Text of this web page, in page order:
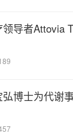
。
Testing
营管理；2025
全性评价业务
务实现收入
导者Attovia
博士为代谢